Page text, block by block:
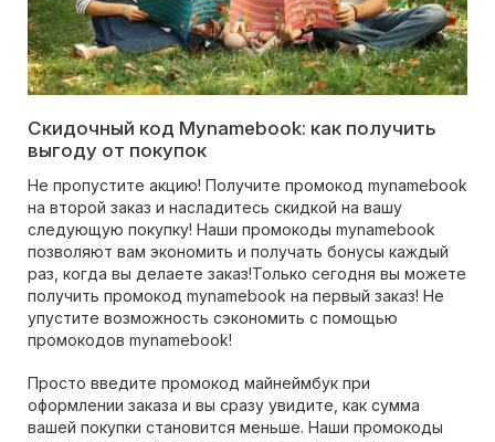
Скидочный код Mynamebook: как получить
выгоду от покупок
Не пропустите акцию! Получите промокод mynamebook
на второй заказ и насладитесь скидкой на вашу
следующую покупку! Наши промокоды mynamebook
позволяют вам экономить и получать бонусы каждый
раз, когда вы делаете заказ!Только сегодня вы можете
получить промокод mynamebook на первый заказ! Не
упустите возможность сэкономить с помощью
промокодов mynamebook!
Просто введите промокод майнеймбук при
оформлении заказа и вы сразу увидите, как сумма
вашей покупки становится меньше. Наши промокоды